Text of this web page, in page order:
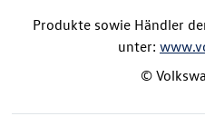
Produkte sowie Händler
unter:
©